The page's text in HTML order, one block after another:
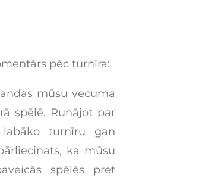
pēc turnīra:
mūsu vecuma
spēlē. Runājot par
turnīru gan
ka mūsu
spēlēs pret